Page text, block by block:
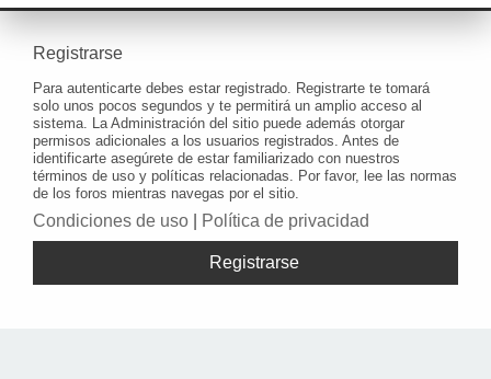
Registrarse
Para autenticarte debes estar registrado. Registrarte te tomará
solo unos pocos segundos y te permitirá un amplio acceso al
sistema. La Administración del sitio puede además otorgar
permisos adicionales a los usuarios registrados. Antes de
identificarte asegúrete de estar familiarizado con nuestros
términos de uso y políticas relacionadas. Por favor, lee las normas
de los foros mientras navegas por el sitio.
Condiciones de uso Política de privacidad
Registrarse